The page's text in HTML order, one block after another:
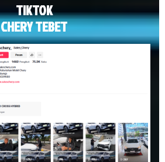
TIKTOK
CHERY TEBET